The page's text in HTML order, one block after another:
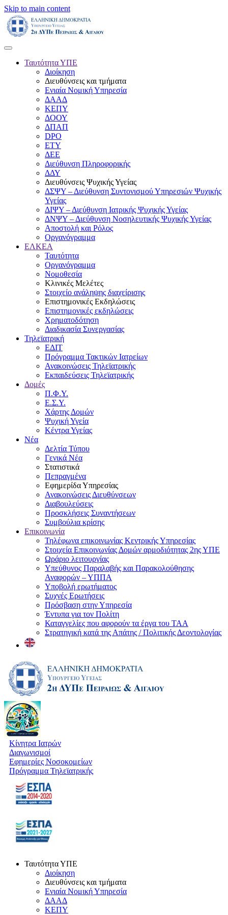
Skip to main content
Ταυτότητα ΥΠΕ
Διοίκηση
Διευθύνσεις και τμήματα
Ενιαία Νομική Υπηρεσία
ΔΑΑΔ
ΚΕΠΥ
ΔΟΟΥ
ΔΠΑΠ
DPO
ΕΤΥ
ΔΕΕ
Διεύθυνση Πληροφορικής
ΔΔΥ
Διευθύνσεις Ψυχικής Υγείας
ΔΣΨΥ – Διεύθυνση Συντονισμού Υπηρεσιών Ψυχικής
Υγείας
ΔΙΨΥ – Διεύθυνση Ιατρικής Ψυχικής Υγείας
ΔΝΨΥ – Διεύθυνση Νοσηλευτικής Ψυχικής Υγείας
Αποστολή και Ρόλος
Οργανόγραμμα
ΕΛΚΕΑ
Ταυτότητα
Οργανόγραμμα
Νομοθεσία
Κλινικές Μελέτες
Στοιχείο ανάληψης διαχείρισης
Επιστημονικές Εκδηλώσεις
Επιστημονικές εκδηλώσεις
Χρηματοδότηση
Διαδικασία Συνεργασίας
Τηλεϊατρική
ΕΔΙΤ
Πρόγραμμα Τακτικών Ιατρείων
Ανακοινώσεις Τηλεϊατρικής
Εκπαιδεύσεις Τηλεϊατρικής
Δομές
Π.Φ.Υ.
Ε.Σ.Υ.
Χάρτης Δομών
Ψυχική Υγεία
Κέντρα Υγείας
Νέα
Δελτία Τύπου
Γενικά Νέα
Στατιστικά
Πεπραγμένα
Εφημερίδα Υπηρεσίας
Ανακοινώσεις Διευθύνσεων
Διαβουλεύσεις
Προσκλήσεις Συναντήσεων
Συμβούλια κρίσης
Επικοινωνία
Τηλέφωνα επικοινωνίας Κεντρικής Υπηρεσίας
Στοιχεία Επικοινωνίας Δομών αρμοδιότητας 2ης ΥΠΕ
Ωράριο λειτουργίας
Υπεύθυνος Παραλαβής και Παρακολούθησης
Αναφορών – ΥΠΠΑ
Υποβολή ερωτήματος
Συχνές Ερωτήσεις
Πρόσβαση στην Υπηρεσία
Έντυπα για τον Πολίτη
Καταγγελίες που αφορούν τα έργα του ΤΑΑ
Στρατηγική κατά της Απάτης / Πολιτικής Δεοντολογίας
Κίνητρα Ιατρών
Διαγωνισμοί
Εφημερίες Νοσοκομείων
Πρόγραμμα Τηλεϊατρικής
Ταυτότητα ΥΠΕ
Διοίκηση
Διευθύνσεις και τμήματα
Ενιαία Νομική Υπηρεσία
ΔΑΑΔ
ΚΕΠΥ